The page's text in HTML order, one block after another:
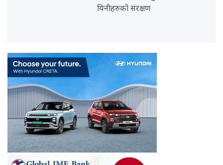
यिनीहरुको संरक्षण